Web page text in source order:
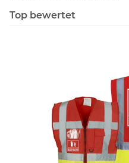
Top bewertet